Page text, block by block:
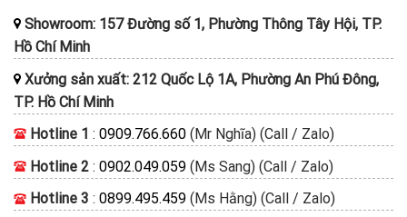
Showroom: 157 Đường số 1, Phường Thông Tây Hội, TP.
Hồ Chí Minh
Xưởng sản xuất: 212 Quốc Lộ 1A, Phường An Phú Đông,
TP. Hồ Chí Minh
Hotline 1 : 0909.766.660 (Mr Nghĩa) (Call / Zalo)
Hotline 2 : 0902.049.059 (Ms Sang) (Call / Zalo)
Hotline 3 : 0899.495.459 (Ms Hằng) (Call / Zalo)